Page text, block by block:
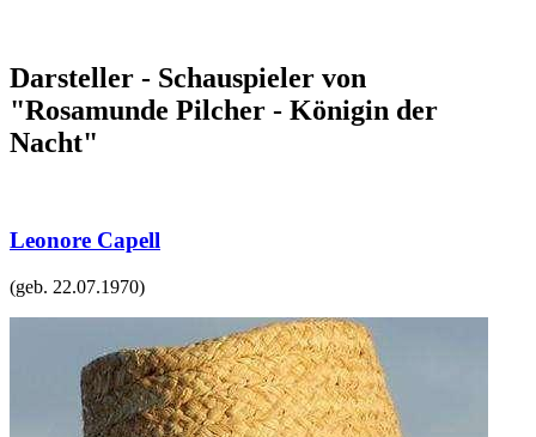
Darsteller - Schauspieler von
"Rosamunde Pilcher - Königin der
Nacht"
Leonore Capell
(geb. 22.07.1970)